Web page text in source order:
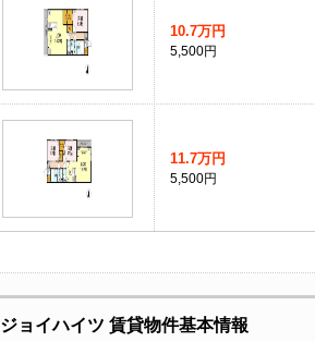
10.7万円
5,500円
11.7万円
5,500円
ジョイハイツ 賃貸物件基本情報